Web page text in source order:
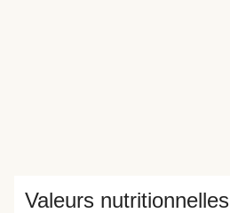
Valeurs nutritionnelles